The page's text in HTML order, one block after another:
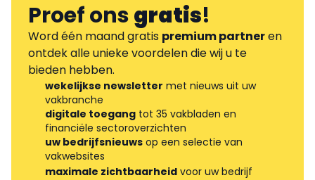
Proef onsgratis!
Word één maand gratis premium partneren
ontdek alle unieke voordelen die wij u te
bieden hebben.
wekelijkse newsletter met nieuws uit uw
vakbranche
digitale toegang tot 35 vakbladen en
financiële sectoroverzichten
uw bedrijfsnieuws op een selectie van
vakwebsites
maximale zichtbaarheid voor uw bedrijf